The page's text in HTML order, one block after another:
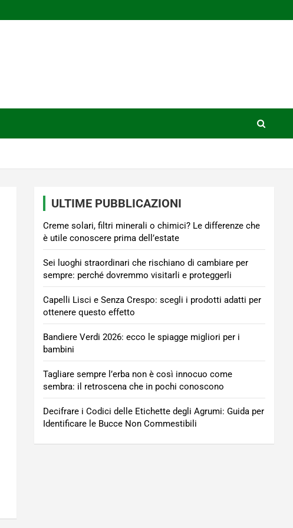
ULTIME PUBBLICAZIONI
Creme solari, filtri minerali o chimici? Le differenze che
è utile conoscere prima dell’estate
Sei luoghi straordinari che rischiano di cambiare per
sempre: perché dovremmo visitarli e proteggerli
Capelli Lisci e Senza Crespo: scegli i prodotti adatti per
ottenere questo effetto
Bandiere Verdi 2026: ecco le spiagge migliori per i
bambini
Tagliare sempre l’erba non è così innocuo come
sembra: il retroscena che in pochi conoscono
Decifrare i Codici delle Etichette degli Agrumi: Guida per
Identificare le Bucce Non Commestibili